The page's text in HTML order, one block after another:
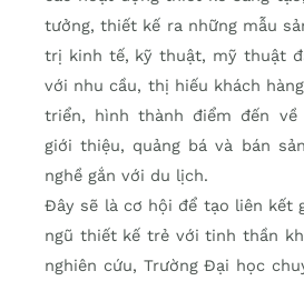
tưởng, thiết kế ra những mẫu
trị kinh tế, kỹ thuật, mỹ thuật
với nhu cầu, thị hiếu khách
triển, hình thành điểm đến
giới thiệu, quảng bá và bán
nghề gắn với du lịch.
Đây sẽ là cơ hội để tạo liên kết
ngũ thiết kế trẻ với tinh thần
nghiên cứu, Trường Đại học